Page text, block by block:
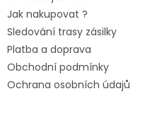
Jak nakupovat ?
Sledování trasy zásilky
Platba a doprava
Obchodní podmínky
Ochrana osobních údajů